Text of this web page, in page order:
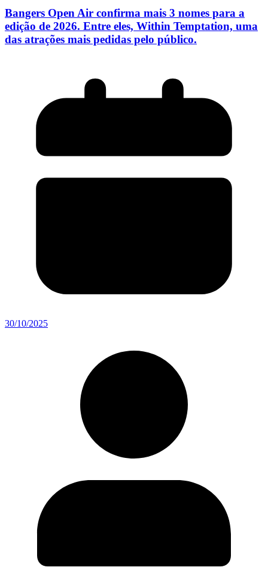
Bangers Open Air confirma mais 3 nomes para a
edição de 2026. Entre eles, Within Temptation, uma
das atrações mais pedidas pelo público.
30/10/2025